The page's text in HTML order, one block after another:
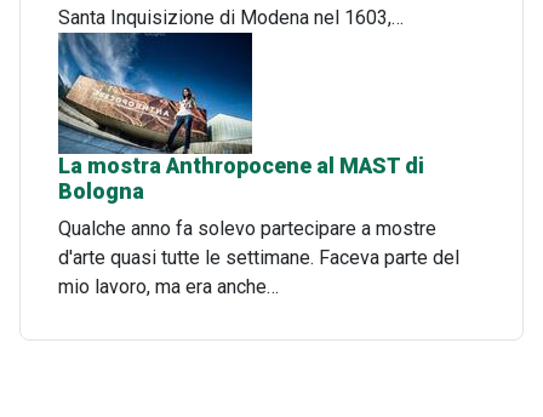
Santa Inquisizione di Modena nel 1603,…
La mostra Anthropocene al MAST di
Bologna
Qualche anno fa solevo partecipare a mostre
d'arte quasi tutte le settimane. Faceva parte del
mio lavoro, ma era anche…